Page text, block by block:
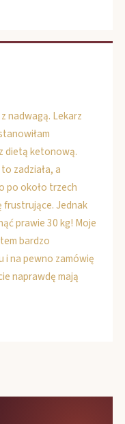
nadwagą. Lekarz
dietą ketonową.
zadziała, a
po około trzech
frustrujące. Jednak
prawie 30 kg! Moje
bardzo
na pewno zamówię
naprawdę mają